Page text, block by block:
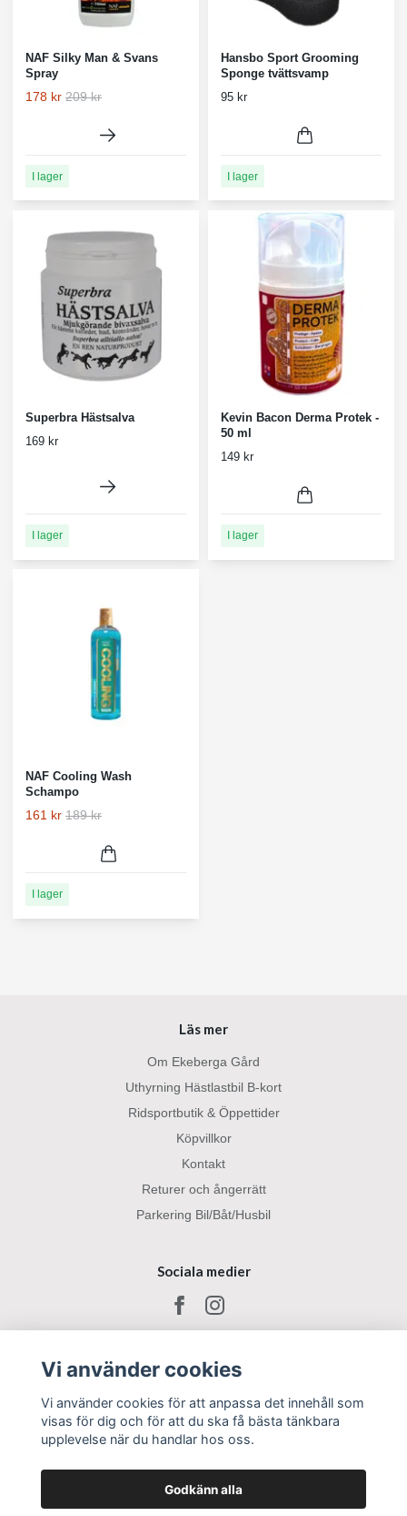
NAF Silky Man & Svans
Spray
178 kr 209 kr
I lager
Hansbo Sport Grooming
Sponge tvättsvamp
95 kr
I lager
Superbra Hästsalva
169 kr
I lager
Kevin Bacon Derma Protek -
50 ml
149 kr
I lager
NAF Cooling Wash
Schampo
161 kr 189 kr
I lager
Läs mer
Om Ekeberga Gård
Uthyrning Hästlastbil B-kort
Ridsportbutik & Öppettider
Köpvillkor
Kontakt
Returer och ångerrätt
Parkering Bil/Båt/Husbil
Sociala medier
Vi använder cookies
Vi använder cookies för att anpassa det innehåll som
visas för dig och för att du ska få bästa tänkbara
upplevelse när du handlar hos oss.
Godkänn alla